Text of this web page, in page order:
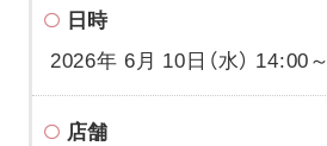
日時
2026年 6月 10日（水） 14:00～
店舗